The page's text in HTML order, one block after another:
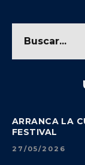
ARRANCA LA
FESTIVAL
27/05/2026